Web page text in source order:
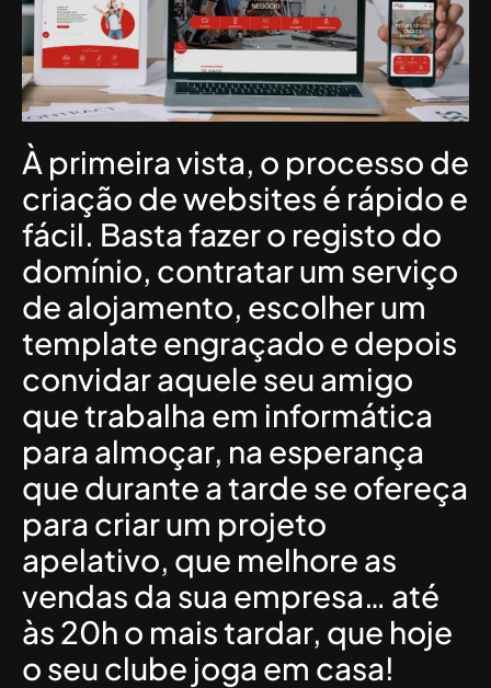
À primeira vista, o processo de
criação de websites é rápido e
fácil. Basta fazer o registo do
domínio, contratar um serviço
de alojamento, escolher um
template engraçado e depois
convidar aquele seu amigo
que trabalha em informática
para almoçar, na esperança
que durante a tarde se ofereça
para criar um projeto
apelativo, que melhore as
vendas da sua empresa… até
às 20h o mais tardar, que hoje
o seu clube joga em casa!